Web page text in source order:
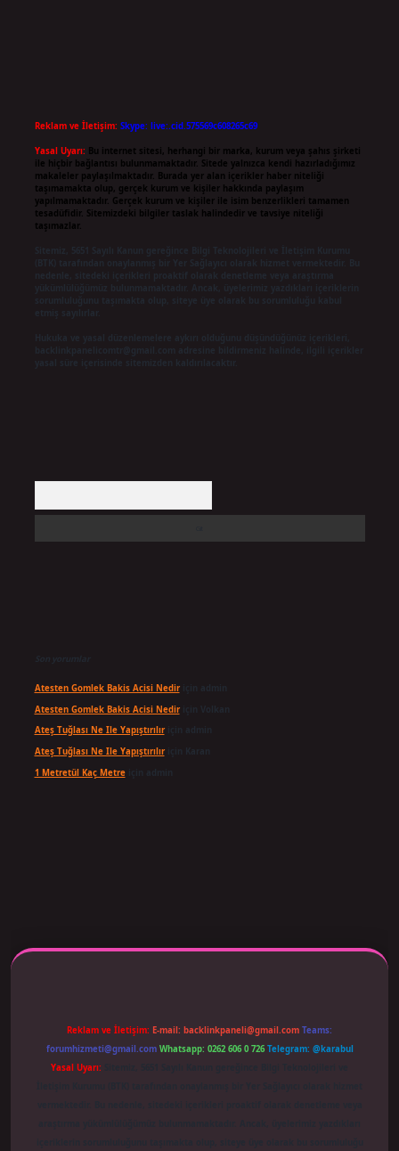
Reklam ve İletişim: Skype: live:.cid.575569c608265c69
Yasal Uyarı: Bu internet sitesi, herhangi bir marka, kurum veya şahıs şirketi
ile hiçbir bağlantısı bulunmamaktadır. Sitede yalnızca kendi hazırladığımız
makaleler paylaşılmaktadır. Burada yer alan içerikler haber niteliği
taşımamakta olup, gerçek kurum ve kişiler hakkında paylaşım
yapılmamaktadır. Gerçek kurum ve kişiler ile isim benzerlikleri tamamen
tesadüfidir. Sitemizdeki bilgiler taslak halindedir ve tavsiye niteliği
taşımazlar.
Sitemiz, 5651 Sayılı Kanun gereğince Bilgi Teknolojileri ve İletişim Kurumu
(BTK) tarafından onaylanmış bir Yer Sağlayıcı olarak hizmet vermektedir. Bu
nedenle, sitedeki içerikleri proaktif olarak denetleme veya araştırma
yükümlülüğümüz bulunmamaktadır. Ancak, üyelerimiz yazdıkları içeriklerin
Hukuka ve yasal düzenlemelere aykırı olduğunu düşündüğünüz içerikleri,
Son yorumlar
Atesten Gomlek Bakis Acisi Nediriçin
Atesten Gomlek Bakis Acisi Nediriçin
Ateş Tuğlası Ne Ile Yapıştırılıriçin
Ateş Tuğlası Ne Ile Yapıştırılıriçin
1 Metretül Kaç Metreiçin
Reklam ve İletişim: E-mail: backlinkpaneli@gmail.com Teams:
forumhizmeti@gmail.com Whatsapp: 0262 606 0 726 Telegram: @karabul
Yasal Uyarı: